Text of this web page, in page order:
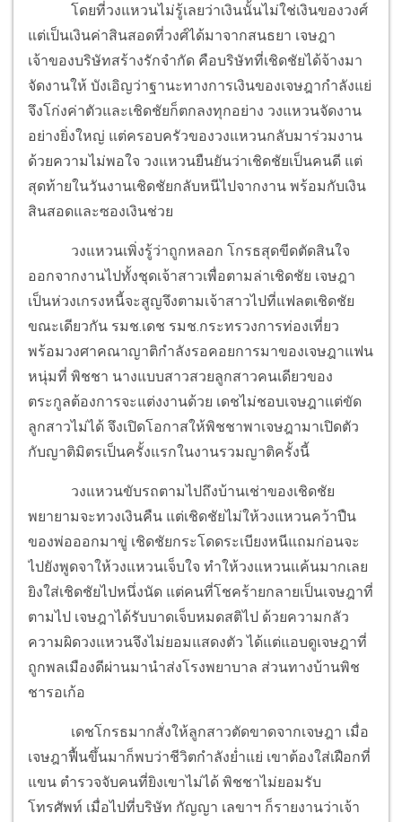
โดยที่วงแหวนไม่รู้เลยว่าเงินนั้นไม่ใช่เงินของวงศ์
แต่เป็นเงินค่าสินสอดที่วงศ์ได้มาจากสนธยา เจษฎา
เจ้าของบริษัทสร้างรักจำกัด คือบริษัทที่เชิดชัยได้จ้างมา
จัดงานให้ บังเอิญว่าฐานะทางการเงินของเจษฎากำลังแย่
จึงโก่งค่าตัวและเชิดชัยก็ตกลงทุกอย่าง วงแหวนจัดงาน
อย่างยิ่งใหญ่ แต่ครอบครัวของวงแหวนกลับมาร่วมงาน
ด้วยความไม่พอใจ วงแหวนยืนยันว่าเชิดชัยเป็นคนดี แต่
สุดท้ายในวันงานเชิดชัยกลับหนีไปจากงาน พร้อมกับเงิน
สินสอดและซองเงินช่วย
วงแหวนเพิ่งรู้ว่าถูกหลอก โกรธสุดขีดตัดสินใจ
ออกจากงานไปทั้งชุดเจ้าสาวเพื่อตามล่าเชิดชัย เจษฎา
เป็นห่วงเกรงหนี้จะสูญจึงตามเจ้าสาวไปที่แฟลตเชิดชัย
ขณะเดียวกัน รมช.เดช รมช.กระทรวงการท่องเที่ยว
พร้อมวงศาคณาญาติกำลังรอคอยการมาของเจษฎาแฟน
หนุ่มที่ พิชชา นางแบบสาวสวยลูกสาวคนเดียวของ
ตระกูลต้องการจะแต่งงานด้วย เดชไม่ชอบเจษฎาแต่ขัด
ลูกสาวไม่ได้ จึงเปิดโอกาสให้พิชชาพาเจษฎามาเปิดตัว
กับญาติมิตรเป็นครั้งแรกในงานรวมญาติครั้งนี้
วงแหวนขับรถตามไปถึงบ้านเช่าของเชิดชัย
พยายามจะทวงเงินคืน แต่เชิดชัยไม่ให้วงแหวนคว้าปืน
ของพ่อออกมาขู่ เชิดชัยกระโดดระเบียงหนีแถมก่อนจะ
ไปยังพูดจาให้วงแหวนเจ็บใจ ทำให้วงแหวนแค้นมากเลย
ยิงใส่เชิดชัยไปหนึ่งนัด แต่คนที่โชคร้ายกลายเป็นเจษฎาที่
ตามไป เจษฎาได้รับบาดเจ็บหมดสติไป ด้วยความกลัว
ความผิดวงแหวนจึงไม่ยอมแสดงตัว ได้แต่แอบดูเจษฎาที่
ถูกพลเมืองดีผ่านมานำส่งโรงพยาบาล ส่วนทางบ้านพิช
ชารอเก้อ
เดชโกรธมากสั่งให้ลูกสาวตัดขาดจากเจษฎา เมื่อ
เจษฎาฟื้นขึ้นมาก็พบว่าชีวิตกำลังย่ำแย่ เขาต้องใส่เฝือกที่
แขน ตำรวจจับคนที่ยิงเขาไม่ได้ พิชชาไม่ยอมรับ
โทรศัพท์ เมื่อไปที่บริษัท กัญญา เลขาฯ ก็รายงานว่าเจ้า